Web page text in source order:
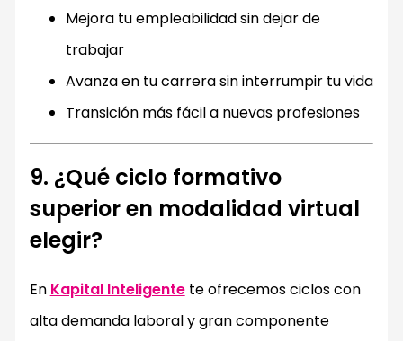
Mejora tu empleabilidad sin dejar de
trabajar
Avanza en tu carrera sin interrumpir tu vida
Transición más fácil a nuevas profesiones
9. ¿Qué ciclo formativo
superior en modalidad virtual
elegir?
En Kapital Inteligentete ofrecemos ciclos con
alta demanda laboral y gran componente